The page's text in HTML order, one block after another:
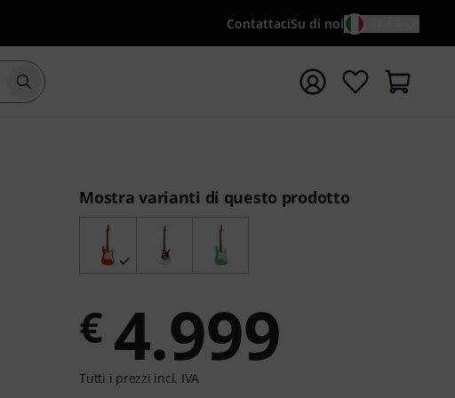
ContattaciSu di noi
Avviare la ricerca con il termine di ricerca {searchTerm}
Mostra varianti di questo prodotto
€ 4.999
Tutti i prezzi incl. IVA